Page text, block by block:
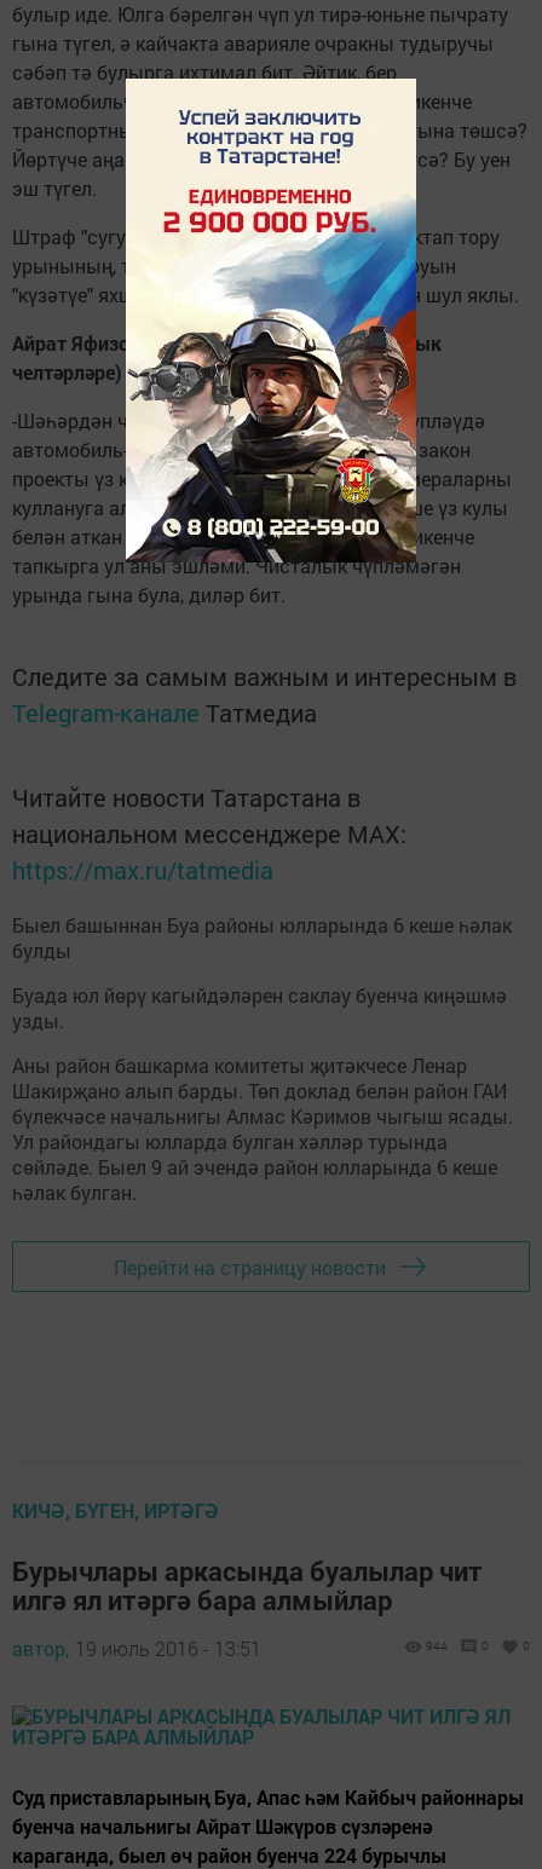
булыр иде. Юлга бәрелгән чүп ул тирә-юньне пычрату
гына түгел, ә кайчакта аварияле очракны тудыручы
сәбәп тә булырга ихтимал бит. Әйтик, бер
автомобильче тәрәзәдән аткан зуррак чүп икенче
транспортның алгы тәрәзәсенең йөртүче ягына төшсә?
Йөртүче аңа карап игътибарын читкә юнәлтсә? Бу уен
эш түгел.
Штраф "сугучы" каме-раның автомобиль туктап тору
урынының, транспортны тиешсез урында юуын
"күзәтүе" яхшы. Кагыйдә бозмасыннар. Мин шул яклы.
Айрат Яфизов, "Буа МППЖКХсы" (инженерлык
челтәрләре) җәмгыяте начальнигы:
-Шәһәрдән чүпне һәр-көнне җыябыз. Аны чүпләүдә
автомобиль-челәр дә зур өлеш кертә. Әлеге закон
проекты үз көченә кереп, бездә дә әлеге камераларны
куллануга алсалар, бик шат булыр идек. Кеше үз кулы
белән аткан чүп өчен штраф түли башласа, икенче
тапкырга ул аны эшләми. Чисталык чүпләмәгән
урында гына була, диләр бит.
Следите за самым важным и интересным в
Telegram-канале Татмедиа
Читайте новости Татарстана в
национальном мессенджере MАХ:
https://max.ru/tatmedia
Быел башыннан Буа районы юлларында 6 кеше һәлак
булды
Буада юл йөрү кагыйдәләрен саклау буенча киңәшмә
узды.
Аны район башкарма комитеты җитәкчесе Ленар
Шакирҗано алып барды. Төп доклад белән район ГАИ
бүлекчәсе начальнигы Алмас Кәримов чыгыш ясады.
Ул райондагы юлларда булган хәлләр турында
сөйләде. Быел 9 ай эчендә район юлларында 6 кеше
һәлак булган.
Перейти на страницу новости
КИЧӘ, БҮГЕН, ИРТӘГӘ
Бурычлары аркасында буалылар чит
илгә ял итәргә бара алмыйлар
автор, 19 июль 2016 - 13:51 944 0 0
Суд приставларының Буа, Апас һәм Кайбыч районнары
буенча начальнигы Айрат Шәкүров сүзләренә
караганда, быел өч район буенча 224 бурычлы